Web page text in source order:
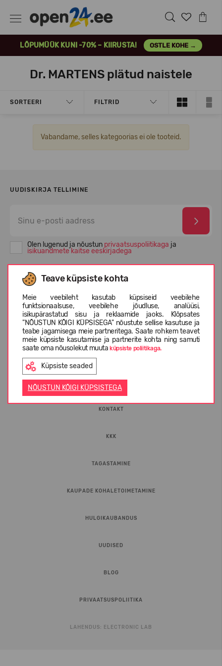
LÕPUMÜÜK KUNI -70% – KIIRUSTA! OSTLE KOHE →
Teave küpsiste kohta
Meie veebileht kasutab küpsiseid veebilehe
funktsionaalsuse, veebilehe jõudluse, analüüsi,
isikupärastatud sisu ja reklaamide jaoks. Klõpsates
"NÕUSTUN KÕIGI KÜPSISEGA" nõustute sellise kasutuse ja
teabe jagamisega meie partneritega. Saate rohkem teavet
meie küpsiste kasutamise ja partnerite kohta ning samuti
saate oma nõusolekut muutaküpsiste poliitikaga.
Küpsiste seaded
NÕUSTUN KÕIGI KÜPSISTEGA
Dr. MARTENS plätud naistele
SORTEERI FILTRID
Vabandame, selles kategoorias ei ole tooteid.
UUDISKIRJA TELLIMINE
Olen lugenud ja nõustun privaatsuspoliitikaga ja
isikuandmete kaitse eeskirjadega
KONTAKT
KKK
TAGASTAMINE
KAUPADE KOHALETOIMETAMINE
HULGIKAUBANDUS
UUDISED
BLOG
PRIVAATSUSPOLIITIKA
LAHENDUS: ELECTRONIC LAB